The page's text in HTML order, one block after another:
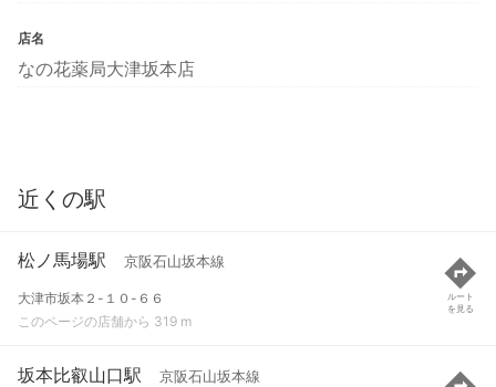
店名
なの花薬局大津坂本店
近くの駅
松ノ馬場駅 京阪石山坂本線
大津市坂本２-１０-６６
このページの店舗から 319 m
ルート
を見る
坂本比叡山口駅 京阪石山坂本線